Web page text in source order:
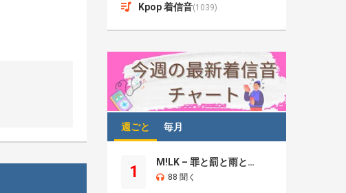
Kpop 着信音(1039)
週ごと 毎月
1
M!LK – 罪と罰と雨とキス
88 聞く